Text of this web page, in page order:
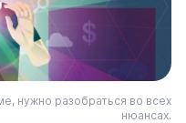
нужно разобраться во всех
нюансах.